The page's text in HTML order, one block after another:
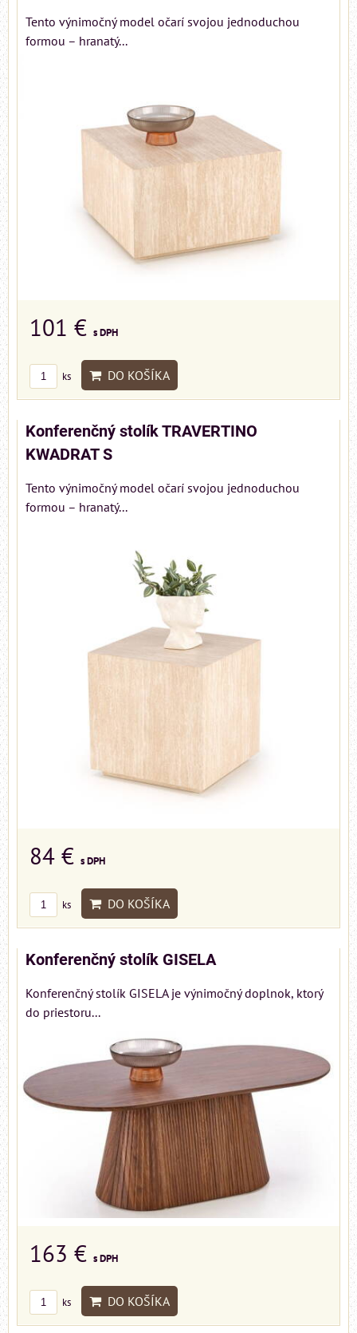
Tento výnimočný model očarí svojou jednoduchou
formou – hranatý...
101 € s DPH
ks DO KOŠÍKA
Konferenčný stolík TRAVERTINO
KWADRAT S
Tento výnimočný model očarí svojou jednoduchou
formou – hranatý...
84 € s DPH
ks DO KOŠÍKA
Konferenčný stolík GISELA
Konferenčný stolík GISELA je výnimočný doplnok, ktorý
do priestoru...
163 € s DPH
ks DO KOŠÍKA